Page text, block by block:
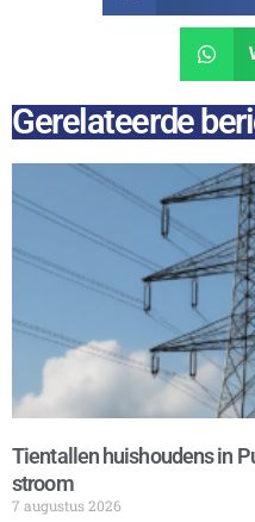
Gerelateerde
Tientallen huishoudens in
stroom
7 augustus 2026